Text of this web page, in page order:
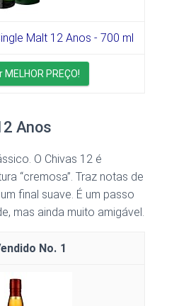
Malt 12 Anos - 700 ml
PREÇO!
Anos
O Chivas 12 é
“cremosa”. Traz notas de
final suave. É um passo
mas ainda muito amigável.
1